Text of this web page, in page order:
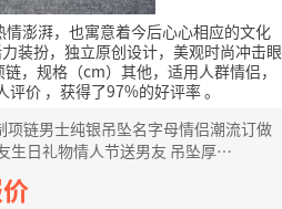
澎湃，也寓意着今后心心相应的文化
装扮，独立原创设计，美观时尚冲击眼
，规格（cm）其他，适用人群情侣，
评价 ，获得了97%的好评率。
项链男士纯银吊坠名字母情侣潮流订做
生日礼物情人节送男友 吊坠厚
链45cm送可调节伸缩绳